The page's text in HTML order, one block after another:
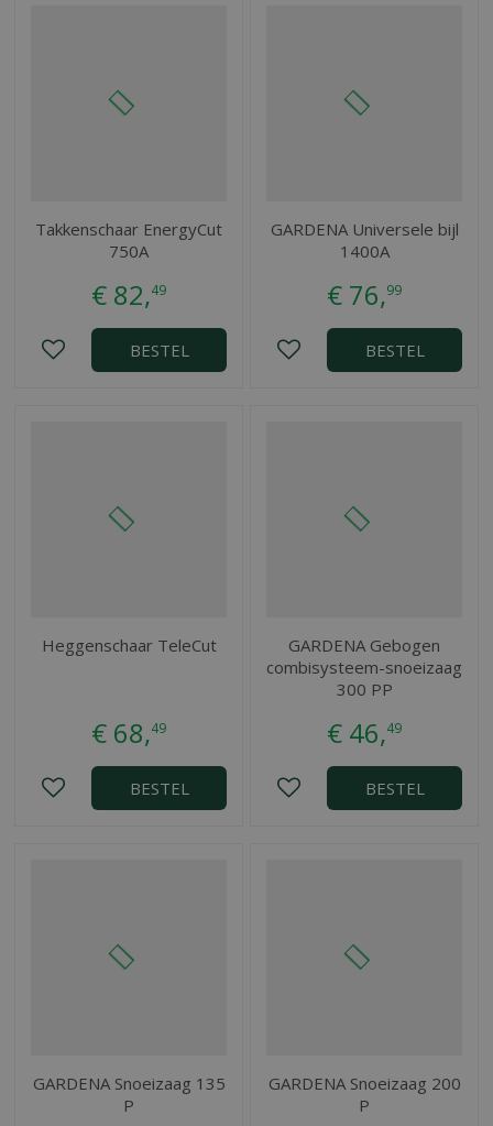
Takkenschaar EnergyCut
750A
€ 82,49
BESTEL
GARDENA Universele bijl
1400A
€ 76,99
BESTEL
Heggenschaar TeleCut
€ 68,49
BESTEL
GARDENA Gebogen
combisysteem-snoeizaag
300 PP
€ 46,49
BESTEL
GARDENA Snoeizaag 135
P
GARDENA Snoeizaag 200
P